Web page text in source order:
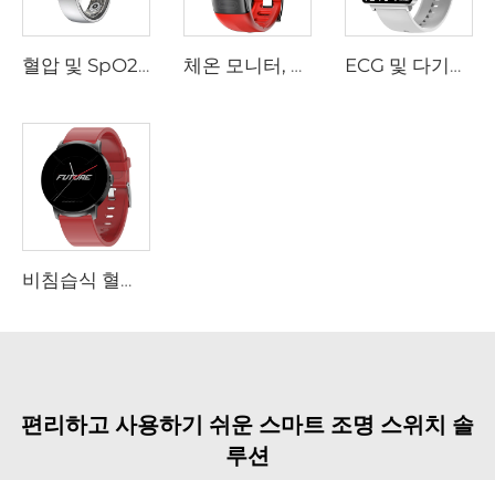
혈압 및 SpO2 모니터, 심박수 수면 추적, IP68 방수, 7일 배터리 수명의 새로운 헬스 스마트 링 체온 모니터, AI 건강 분석 리포트, 혈중 산소 및 혈압 추적 기능을 갖춘 ECG HRV 스마트 밴드 ECG 및 다기능 헬스 모니터, 비침습식 혈중 지질 및 요산 검출, 원격 주의 기능을 갖춘 고급 스마트워치
비침습식 혈당 측정, 수면무호흡 감지, HRV 분석 기능이 탑재된 고품질 헬스 스마트워치, 아연 합금 바디, 도매
편리하고 사용하기 쉬운 스마트 조명 스위치 솔
루션